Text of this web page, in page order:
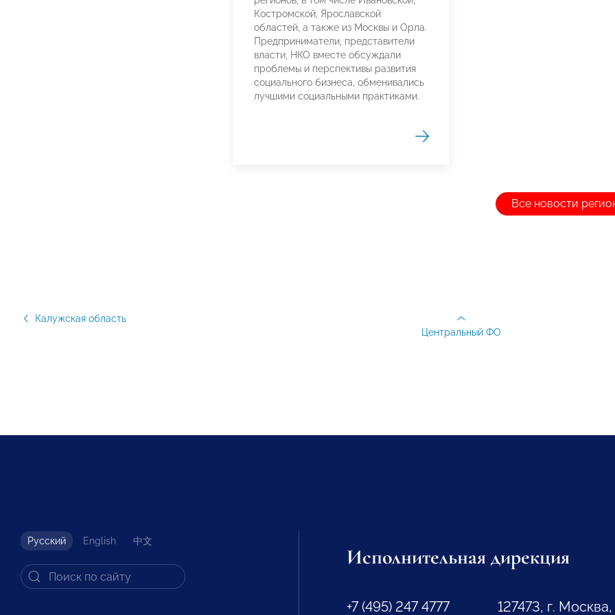
Костромской, Ярославской
областей, а также из Москвы и Орла.
Предприниматели, представители
власти, НКО вместе обсуждали
проблемы и перспективы развития
социального бизнеса, обменивались
лучшими социальными практиками.
Все новости
Калужская область
Центральный ФО
Русский English 中文
Исполнительная дирекция
+7 (495) 247 4777 127473, г.